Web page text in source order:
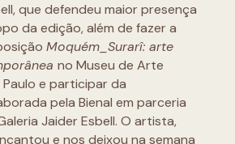
que defendeu maior presença
da edição, além de fazer a
Moquém_Surarî: arte
no Museu de Arte
e participar da
pela Bienal em parceria
Jaider Esbell. O artista,
e nos deixou na semana